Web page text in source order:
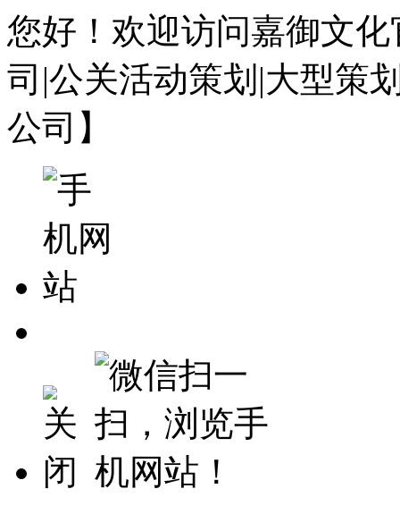
您好！欢迎访问嘉御文
司|公关活动策划|大型策
公司】